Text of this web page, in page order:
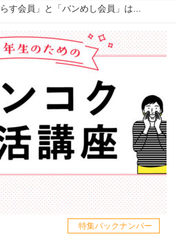
す会員」と「バンめし会員」は...
特集バックナンバー